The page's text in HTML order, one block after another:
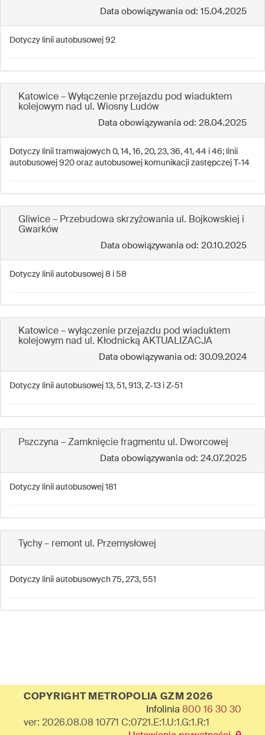
Data obowiązywania od: 15.04.2025
Dotyczy linii autobusowej 92
Katowice – Wyłączenie przejazdu pod wiaduktem
kolejowym nad ul. Wiosny Ludów
Data obowiązywania od: 28.04.2025
Dotyczy linii tramwajowych 0, 14, 16, 20, 23, 36, 41, 44 i 46; linii
autobusowej 920 oraz autobusowej komunikacji zastępczej T-14
Gliwice – Przebudowa skrzyżowania ul. Bojkowskiej i
Gwarków
Data obowiązywania od: 20.10.2025
Dotyczy linii autobusowej 8 i 58
Katowice – wyłączenie przejazdu pod wiaduktem
kolejowym nad ul. Kłodnicką AKTUALIZACJA
Data obowiązywania od: 30.09.2024
Dotyczy linii autobusowej 13, 51, 913, Z-13 i Z-51
Pszczyna – Zamknięcie fragmentu ul. Dworcowej
Data obowiązywania od: 24.07.2025
Dotyczy linii autobusowej 181
Tychy – remont ul. Przemysłowej
Dotyczy linii autobusowych 75, 273, 551
COPYRIGHT METROPOLIA GZM 2026
Infolinia 800 16 30 30
ver: 2026.08.08 10771 C:0721.E:1.U:1.G:1.R:1